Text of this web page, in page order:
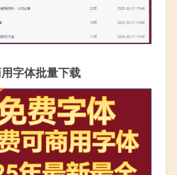
字体批量下载